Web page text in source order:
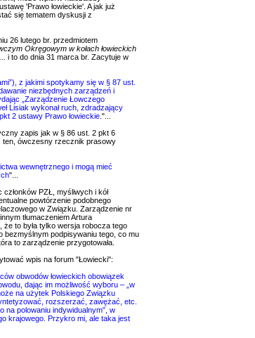
'Prawo łowieckie'. A jak już
się tematem dyskusji z
26 lutego br. przedmiotem
Okręgowym w kołach łowieckich
i to do dnia 31 marca br. Zacytuje w
z jakimi spotykamy się w § 87 ust.
niezbędnych zarządzeń i
„Zarządzenie Łowczego
Lisiak wykonał ruch, zdradzający
2 ustawy Prawo łowieckie. "...
zapis jak w § 86 ust. 2 pkt 6
ten, ówczesny rzecznik prasowy
wewnętrznego i mogą mieć
"...
PZŁ, myśliwych i kół
powtórzenie podobnego
w Związku. Zarządzenie nr
tłumaczeniem Artura
że to była tylko wersja robocza tego
bezmyślnym podpisywaniu tego, co mu
to zarządzenie przygotowała.
wpis na forum "Łowiecki":
obwodów łowieckich obowiązek
dając im możliwość wyboru – „w
na użytek Polskiego Związku
rozszerzać, zawężać, etc.
na polowaniu indywidualnym”, w
krajowego. Przykro mi, ale taka jest